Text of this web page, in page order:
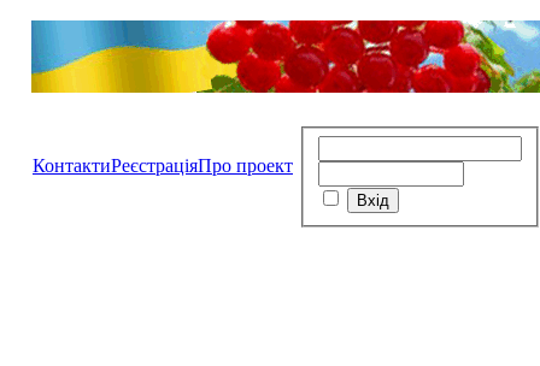
КонтактиРеєстраціяПро проект